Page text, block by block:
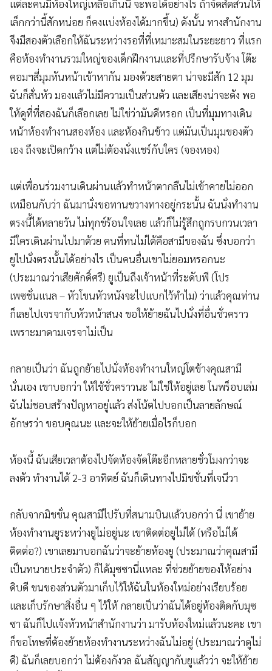
แต่ละคนมีห้องใหญ่เหลือเกินนี่ จะพอได้อย่างไร ถ้าจัดสัดส่วนให้
เล็กกว่านี้สักหน่อย ก็คงแบ่งห้องได้มากขึ้น) ดังนั้น ทางสำนักงาน
จึงมีสองตัวเลือกให้ฉันระหว่างรอที่ที่เหมาะสมในระยะยาว ที่แรก
คือห้องทำงานรวมใหญ่ของเด็กฝึกงานและที่ปรึกษารับจ้าง โต๊ะ
คอมฯสี่มุมหันหน้าเข้าหากัน มองด้วยสายตา น่าจะมีสัก 12 มุม
ฉันก็สั่นหัว มองแล้วไม่มีความเป็นส่วนตัว และเสียงน่าจะดัง พอ
ให้ดูที่ที่สองฉันก็เลือกเลย ไม่ใช่ว่ามันดีหรอก เป็นที่มุมทางเดิน
หน้าห้องทำงานสองห้อง และห้องกินข้าว แต่มันเป็นมุมของตัว
เอง ถึงจะเปิดกว้าง แต่ไม่ต้องนั่งแชร์กับใคร (จองหอง)
แต่เพื่อนร่วมงานเดินผ่านแล้วทำหน้าตากลืนไม่เข้าคายไม่ออก
เหมือนกับว่า ฉันมานั่งขอทานขวางทางอยู่กระนั้น ฉันนั่งทำงาน
ตรงนี้ได้หลายวัน ไม่ทุกข์ร้อนใจเลย แล้วก็ไม่รู้สึกถูกรบกวนเวลา
มีใครเดินผ่านไปมาด้วย คนที่ทนไม่ได้คือสามีของฉัน ซึ่งบอกว่า
ยูไปนั่งตรงนั้นได้อย่างไร เป็นคนอื่นเขาไม่ยอมหรอกนะ
(ประมาณว่าเสียศักดิ์ศรี) ยูเป็นถึงเจ้าหน้าที่ระดับพี (โปร
เพซชั่นแนล – หัวโขนหัวหนังจะไปแบกไว้ทำไม) ว่าแล้วคุณท่าน
ก็เลยไปเจรจากับหัวหน้าสนง ขอให้ย้ายฉันไปนั่งที่อื่นชั่วคราว
เพราะมาดามเจรจาไม่เป็น
กลายเป็นว่า ฉันถูกย้ายไปนั่งห้องทำงานใหญ่โตข้างคุณสามี
นั่นเอง เขาบอกว่า ให้ใช้ชั่วคราวนะ ไม่ใช่ให้อยู่เลย โนพร็อบเล่ม
ฉันไม่ชอบสร้างปัญหาอยู่แล้ว ส่งโน้ตไปบอกเป็นลายลักษณ์
อักษรว่า ขอบคุณนะ และจะให้ย้ายเมื่อไรก็บอก
ห้องนี้ ฉันเสียเวลาต้องไปจัดห้องจัดโต๊ะอีกหลายชั่วโมงกว่าจะ
ลงตัว ทำงานได้ 2-3 อาทิตย์ ฉันก็เดินทางไปมิชชั่นที่เจนีวา
กลับจากมิชชั่น คุณสามีไปรับที่สนามบินแล้วบอกว่า นี่ เขาย้าย
ห้องทำงานยูระหว่างยูไม่อยู่นะ เขาติดต่อยูไม่ได้ (หรือไม่ได้
ติดต่อ?) เขาเลยมาบอกฉันว่าจะย้ายห้องยู (ประมาณว่าคุณสามี
เป็นทนายประจำตัว) ก็ได้มุซซานี่แหละ ที่ช่วยย้ายของให้อย่าง
ดิบดี ขนของส่วนตัวมาเก็บไว้ให้ฉันในห้องใหม่อย่างเรียบร้อย
และเก็บรักษาสิ่งอื่น ๆ ไว้ให้ กลายเป็นว่าฉันได้อยู่ห้องติดกับมุซ
ซา ฉันก็ไปแจ้งหัวหน้าสำนักงานว่า มารับห้องใหม่แล้วนะคะ เขา
ก็ขอโทษที่ต้องย้ายห้องทำงานระหว่างฉันไม่อยู่ (ประมาณว่าดูไม่
ดี) ฉันก็เลยบอกว่า ไม่ต้องกังวล ฉันสัญญากับยูแล้วว่า จะให้ย้าย